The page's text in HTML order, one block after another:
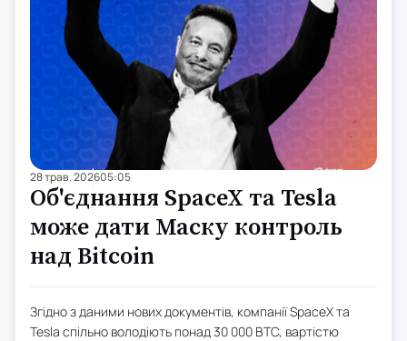
28 трав. 202605:05
Об'єднання SpaceX та Tesla
може дати Маску контроль
над Bitcoin
Згідно з даними нових документів, компанії SpaceX та
Tesla спільно володіють понад 30 000 BTC, вартістю